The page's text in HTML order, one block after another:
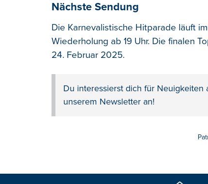
Nächste Sendung
Die Karnevalistische Hitparade läuft
Wiederholung ab 19 Uhr. Die finalen
24. Februar 2025.
Du interessierst dich für Neuigkeiten
unserem Newsletter an!